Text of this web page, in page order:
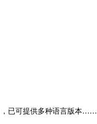
，已可提供多种语言版本……